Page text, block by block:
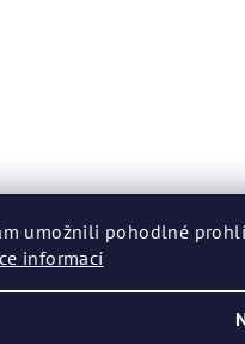
umožnili pohodlné
informací